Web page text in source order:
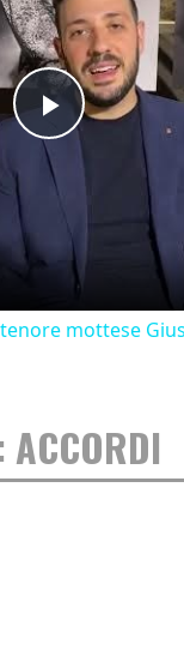
Play
mottese
ACCORDI